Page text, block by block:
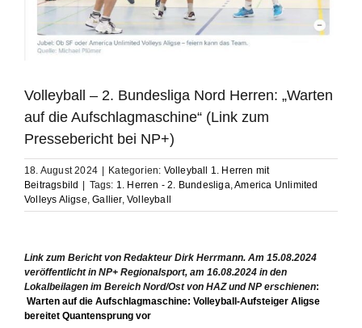
Volleyball – 2. Bundesliga Nord Herren: „Warten
auf die Aufschlagmaschine“ (Link zum
Pressebericht bei NP+)
18. August 2024 Kategorien: Volleyball 1. Herren mit
Beitragsbild
Tags: 1. Herren - 2. Bundesliga,America Unlimited
Volleys Aligse,Gallier,Volleyball
Link zum Bericht von Redakteur Dirk Herrmann. Am 15.08.2024
veröffentlicht in NP+ Regionalsport, am 16.08.2024 inden
Lokalbeilagen im Bereich Nord/Ost von HAZ und NP erschienen:
Warten auf die Aufschlagmaschine: Volleyball-Aufsteiger Aligse
bereitet Quantensprung vor